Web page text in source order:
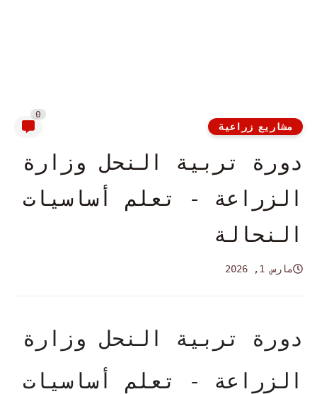
مشاريع زراعية
0
دورة تربية النحل وزارة
الزراعة - تعلم أساسيات
النحالة
مارس 1, 2026
دورة تربية النحل وزارة
الزراعة - تعلم أساسيات